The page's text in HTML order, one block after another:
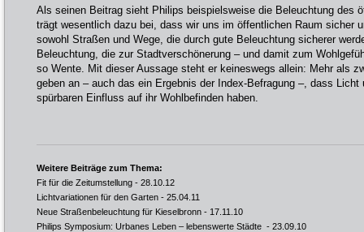
Als seinen Beitrag sieht Philips beispielsweise die Beleuchtung des
trägt wesentlich dazu bei, dass wir uns im öffentlichen Raum sicher
sowohl Straßen und Wege, die durch gute Beleuchtung sicherer
Beleuchtung, die zur Stadtverschönerung – und damit zum
so Wente. Mit dieser Aussage steht er keineswegs allein: Mehr als
geben an – auch das ein Ergebnis der Index-Befragung –, dass Licht
spürbaren Einfluss auf ihr Wohlbefinden haben.
Weitere Beiträge zum Thema:
Fit für die Zeitumstellung - 28.10.12
Lichtvariationen für den Garten - 25.04.11
Neue Straßenbeleuchtung für Kieselbronn - 17.11.10
Philips Symposium: Urbanes Leben – lebenswerte Städte - 23.09.10